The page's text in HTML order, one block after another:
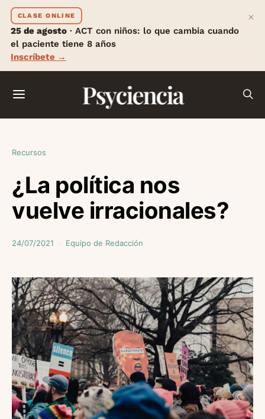
CLASE ONLINE
25 de agosto · ACT con niños: lo que cambia cuando
el paciente tiene 8 años
Inscríbete →
×
Psyciencia
Recursos
¿La política nos
vuelve irracionales?
24/07/2021 Equipo de Redacción